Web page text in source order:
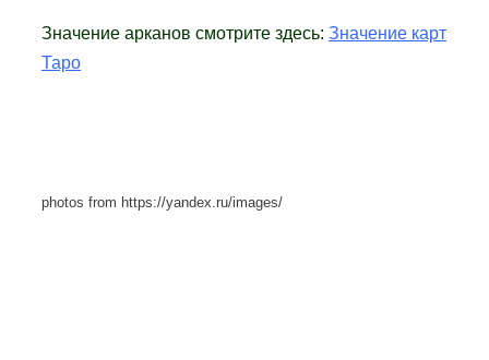
Значение арканов смотрите здесь: Значение карт
Таро
photos from https://yandex.ru/images/